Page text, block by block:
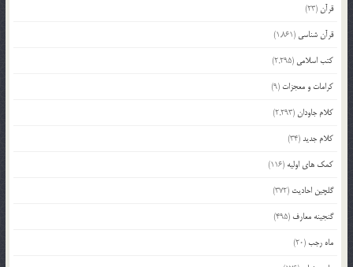
قرآن(23)
قرآن شناسی (1,861)
کتب اسلامی (2,295)
کرامات و معجزات (9)
کلام جاودان(2,293)
کلام جدید(34)
کمک های اولیه (116)
گلچین احادیث (372)
گنجینه معارف (495)
ماه رجب(20)